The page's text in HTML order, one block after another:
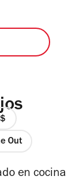
Out
en cocina